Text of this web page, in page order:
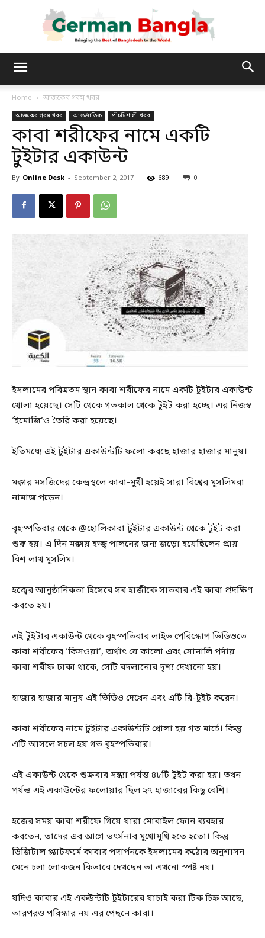
Bangla
Home আজকের গরম খবর
আজকের গরম খবর আন্তর্জাতিক পাঁচমিশালী খবর
কাবা শরীফের নামে একটি
টুইটার একাউন্ট
By Online Desk - September 2, 2017 689 0
ইসলামের পবিত্রতম স্থান কাবা শরীফের নামে একটি টুইটার একাউন্ট
খোলা হয়েছে। সেটি থেকে গতকাল থেকে টুইট করা হচ্ছে। এর নিজস্ব
‘ইমোজি’ও তৈরি করা হয়েছে।
ইতিমধ্যে এই টুইটার একাউন্টটি ফলো করছে হাজার হাজার মানুষ।
মক্কার মসজিদের কেন্দ্রস্থলে কাবা-মুখী হয়েই সারা বিশ্বের মুসলিমরা
নামাজ পড়েন।
বৃহস্পতিবার থেকে @হোলিকাবা টুইটার একাউন্ট থেকে টুইট করা
শুরু হয়। এ দিন মক্কায় হজ্জ্ব পালনের জন্য জড়ো হয়েছিলেন প্রায়
বিশ লাখ মুসলিম।
হজ্বের আনুষ্ঠানিকতা হিসেবে সব হাজীকে সাতবার এই কাবা প্রদক্ষিণ
করতে হয়।
এই টুইটার একাউন্ট থেকে বৃহস্পতিবার লাইভ পেরিস্কোপ ভিডিওতে
কাবা শরীফের ‘কিসওয়া’, অর্থাৎ যে কালো এবং সোনালি পর্দায়
কাবা শরীফ ঢাকা থাকে, সেটি বদলানোর দৃশ্য দেখানো হয়।
হাজার হাজার মানুষ এই ভিডিও দেখেন এবং এটি রি-টুইট করেন।
কাবা শরীফের নামে টুইটার একাউন্টটি খোলা হয় গত মার্চে। কিন্তু
এটি আসলে সচল হয় গত বৃহস্পতিবার।
এই একাউন্ট থেকে শুক্রবার সন্ধ্যা পর্যন্ত ৪৮টি টুইট করা হয়। তখন
পর্যন্ত এই একাউন্টের ফলোয়ার ছিল ২৭ হাজারের কিছু বেশি।
হজের সময় কাবা শরীফে গিয়ে যারা মোবাইল ফোন ব্যবহার
করতেন, তাদের এর আগে ভৎর্সনার মুখোমুখি হতে হতো। কিন্তু
ডিজিটাল প্ল্যাটফর্মে কাবার পদার্পনকে ইসলামের কঠোর অনুশাসন
মেনে চলা লোকজন কিভাবে দেখছেন তা এখনো স্পষ্ট নয়।
যদিও কাবার এই একউন্টটি টুইটারের যাচাই করা টিক চিহ্ন আছে,
তারপরও পরিস্কার নয় এর পেছনে কারা।